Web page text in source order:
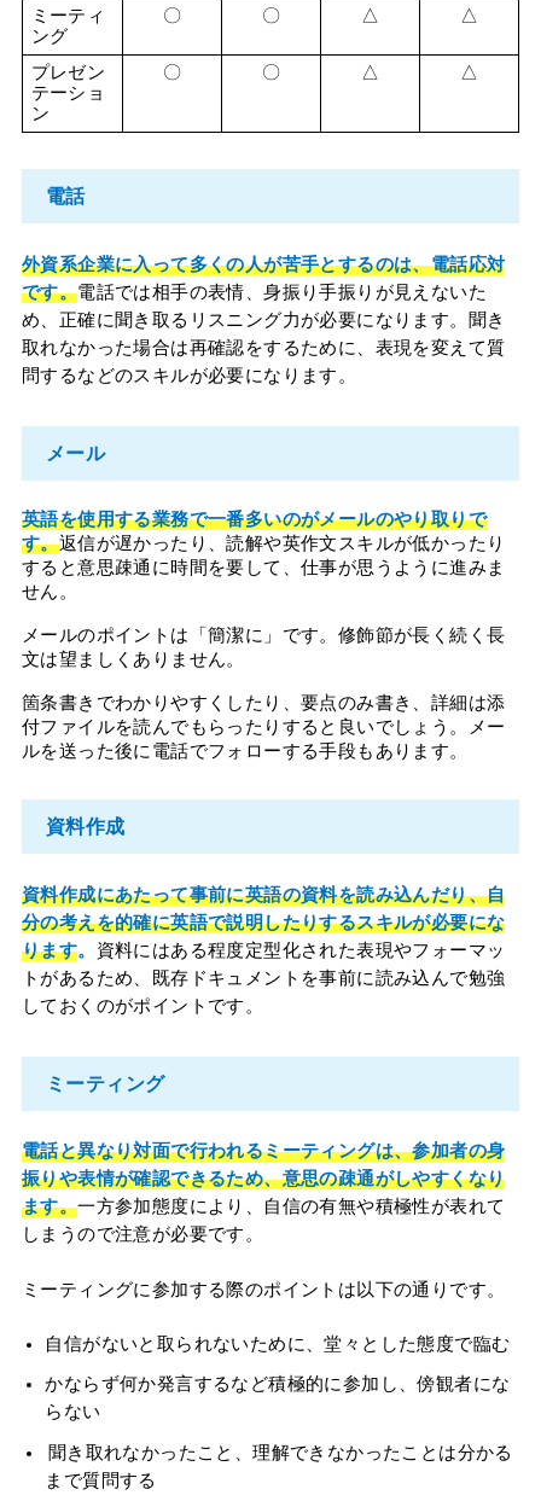
ミーティ
ング
〇 〇 △ △
プレゼン
テーショ
ン
〇 〇 △ △
電話
外資系企業に入って多くの人が苦手とするのは、電話応対
です。電話では相手の表情、身振り手振りが見えないた
め、正確に聞き取るリスニング力が必要になります。聞き
取れなかった場合は再確認をするために、表現を変えて質
問するなどのスキルが必要になります。
メール
英語を使用する業務で一番多いのがメールのやり取りで
す。返信が遅かったり、読解や英作文スキルが低かったり
すると意思疎通に時間を要して、仕事が思うように進みま
せん。
メールのポイントは「簡潔に」です。修飾節が長く続く長
文は望ましくありません。
箇条書きでわかりやすくしたり、要点のみ書き、詳細は添
付ファイルを読んでもらったりすると良いでしょう。メー
ルを送った後に電話でフォローする手段もあります。
資料作成
資料作成にあたって事前に英語の資料を読み込んだり、自
分の考えを的確に英語で説明したりするスキルが必要にな
ります。 資料にはある程度定型化された表現やフォーマッ
トがあるため、既存ドキュメントを事前に読み込んで勉強
しておくのがポイントです。
ミーティング
電話と異なり対面で行われるミーティングは、参加者の身
振りや表情が確認できるため、意思の疎通がしやすくなり
ます。一方参加態度により、自信の有無や積極性が表れて
しまうので注意が必要です。
ミーティングに参加する際のポイントは以下の通りです。
自信がないと取られないために、堂々とした態度で臨む
かならず何か発言するなど積極的に参加し、傍観者にな
らない
聞き取れなかったこと、理解できなかったことは分かる
まで質問する